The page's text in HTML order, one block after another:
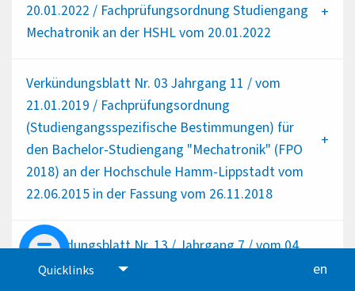
Quicklinks en
20.01.2022 / Fachprüfungsordnung Studiengang
Mechatronik an der HSHL vom 20.01.2022
Verkündungsblatt Nr. 03 Jahrgang 11 / vom
21.01.2019 / Fachprüfungsordnung
(Studiengangsspezifische Bestimmungen) für
den Bachelor-Studiengang "Mechatronik" (FPO
2018) an der Hochschule Hamm-Lippstadt vom
22.06.2015 in der Fassung vom 26.11.2018
Verkündungsblatt Nr. 13 / Jahrgang 7 / vom 04.
August 2015 / Fachprüfungsordnung